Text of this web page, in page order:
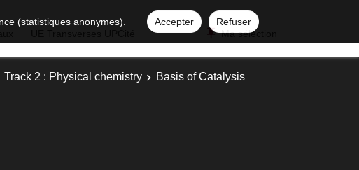
(statistiques anonymes). Accepter
Refuser
Ma sélection
Track 2 : Physical chemistry Basis of Catalysis